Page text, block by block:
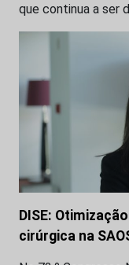
que continua a ser
DISE:
cirúrgica na